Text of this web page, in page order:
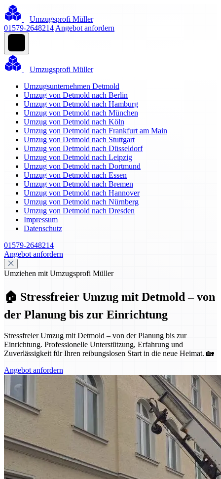
Umzugsprofi Müller
01579-2648214 Angebot anfordern
Umzugsprofi Müller
Umzugsunternehmen Detmold
Umzug von Detmold nach Berlin
Umzug von Detmold nach Hamburg
Umzug von Detmold nach München
Umzug von Detmold nach Köln
Umzug von Detmold nach Frankfurt am Main
Umzug von Detmold nach Stuttgart
Umzug von Detmold nach Düsseldorf
Umzug von Detmold nach Leipzig
Umzug von Detmold nach Dortmund
Umzug von Detmold nach Essen
Umzug von Detmold nach Bremen
Umzug von Detmold nach Hannover
Umzug von Detmold nach Nürnberg
Umzug von Detmold nach Dresden
Impressum
Datenschutz
01579-2648214
Angebot anfordern
Umziehen mit Umzugsprofi Müller
🏠 Stressfreier Umzug mit Detmold – von
der Planung bis zur Einrichtung
Stressfreier Umzug mit Detmold – von der Planung bis zur
Einrichtung. Professionelle Unterstützung, Erfahrung und
Zuverlässigkeit für Ihren reibungslosen Start in die neue Heimat. 🏡
Angebot anfordern